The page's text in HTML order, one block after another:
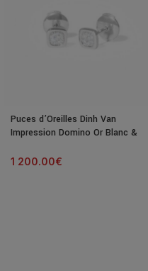
Puces d’Oreilles Dinh Van
Impression Domino Or Blanc &
1 200.00€